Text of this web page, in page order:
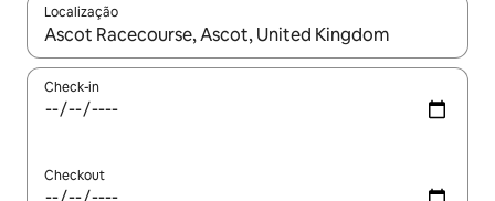
Localização
Quando os resultados estiverem disponíveis, explore-os
Check-in
Checkout